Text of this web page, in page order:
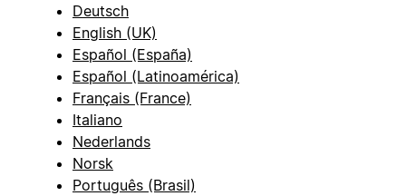
Deutsch
English (UK)
Español (España)
Español (Latinoamérica)
Français (France)
Italiano
Nederlands
Norsk
Português (Brasil)